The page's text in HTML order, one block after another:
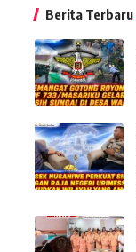
Berita Terbaru